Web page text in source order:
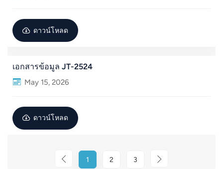
ดาวน์โหลด
เอกสารข้อมูล JT-2524
May 15, 2026
ดาวน์โหลด
1 2 3